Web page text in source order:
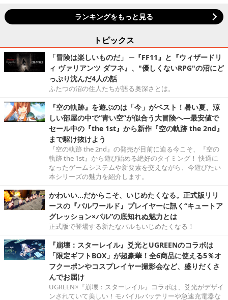
ランキングをもっと見る
トピックス
「冒険は楽しいものだ」 ─『FF11』と『ウィザードリ
ィ ヴァリアンツ ダフネ』、"優しくないRPG"の沼にど
っぷり沈んだ4人の話
ふたつの沼の住人たちが語る奥深さとは。
『空の軌跡』を遊ぶのは「今」がベスト！暑い夏、涼
しい部屋の中で“青い空”が似合う大冒険へ―最安値で
セール中の『the 1st』から新作『空の軌跡 the 2nd』
まで駆け抜けよう
『空の軌跡 the 2nd』の発売が目前に迫る今こそ、『空の
軌跡 the 1st』から遊び始める絶好のタイミング！ 快適に
なったゲームシステムや新要素を交えながら、今遊びたい
本シリーズの魅力を紹介します。
かわいい…だからこそ、いじめたくなる。正式版リリ
ースの『パルワールド』プレイヤーに訊く“キュートア
グレッション×パル”の底知れぬ魅力とは
正式版で登場する新たなパルもいじめたくなる！
『崩壊：スターレイル』爻光とUGREENのコラボは
「限定ギフトBOX」が超豪華！全6商品に使える5％オ
フクーポンやコスプレイヤー撮影会など、盛りだくさ
んでお届け
UGREEN×『崩壊：スターレイル』コラボは、爻光がデザイ
ンされていて美しい！モバイルバッテリーや急速充電器な